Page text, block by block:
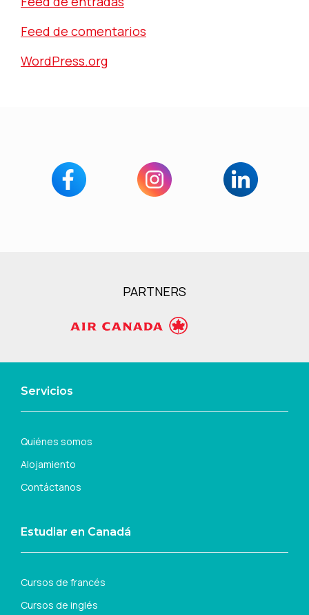
Feed de comentarios
WordPress.org
PARTNERS
Servicios
Quiénes somos
Alojamiento
Contáctanos
Estudiar en Canadá
Cursos de francés
Cursos de inglés